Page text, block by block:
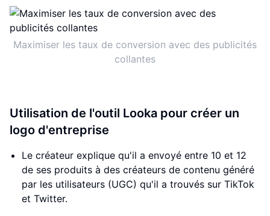
Maximiser les taux de conversion avec des publicités
collantes
Utilisation de l'outil Looka pour créer un
logo d'entreprise
Le créateur explique qu'il a envoyé entre 10 et 12
de ses produits à des créateurs de contenu généré
par les utilisateurs (UGC) qu'il a trouvés sur TikTok
et Twitter.